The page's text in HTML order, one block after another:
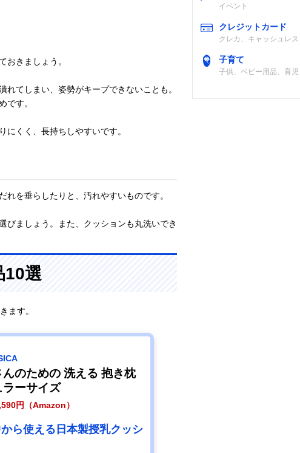
おきましょう。
てしまい、姿勢がキープできないことも。
です。
くく、長持ちしやすいです。
を垂らしたりと、汚れやすいものです。
びましょう。また、クッションも丸洗いでき
10選
ます。
んのための 洗える 抱き枕
ラーサイズ
円（Amazon）
ら使える日本製授乳クッシ
イベント
クレジットカード
クレカ、キャッシュレス
子育て
子供、ベビー用品、育児